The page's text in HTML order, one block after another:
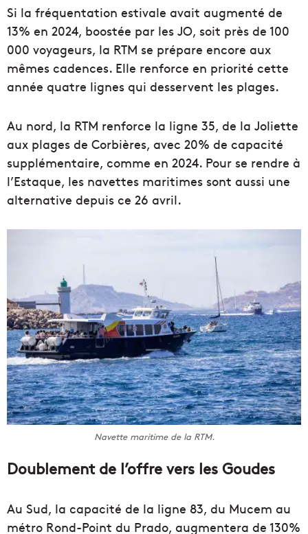
Si la fréquentation estivale avait augmenté de
13% en 2024, boostée par les JO, soit près de 100
000 voyageurs, la RTM se prépare encore aux
mêmes cadences. Elle renforce en priorité cette
année quatre lignes qui desservent les plages.
Au nord, la RTM renforce la ligne 35, de la Joliette
aux plages de Corbières, avec 20% de capacité
supplémentaire, comme en 2024. Pour se rendre à
l’Estaque, les navettes maritimes sont aussi une
alternative depuis ce 26 avril.
Navette maritime de la RTM.
Doublement de l’offre vers les Goudes
Au Sud, la capacité de la ligne 83, du Mucem au
métro Rond-Point du Prado, augmentera de 130%